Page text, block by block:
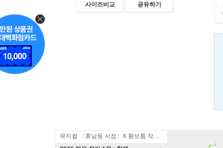
사이즈비교 공유하기
뮤지컬 〈휴남동 서점〉X 황보름 작가 북토크